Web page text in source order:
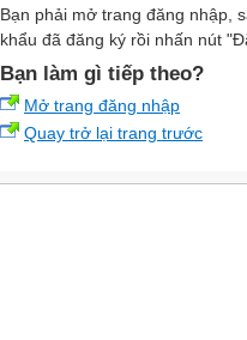
Bạn phải mở trang đăng nhập,
khẩu đã đăng ký rồi nhấn nút
Bạn làm gì tiếp theo?
Mở trang đăng nhập
Quay trở lại trang trước